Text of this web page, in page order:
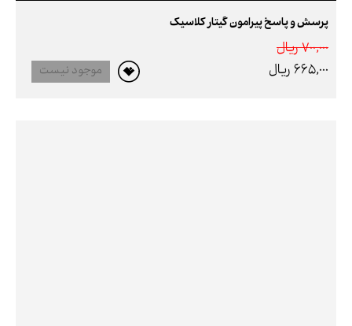
پرسش و پاسخ پیرامون گیتار کلاسیک
700,000 ريال
665,000 ريال
موجود نیست